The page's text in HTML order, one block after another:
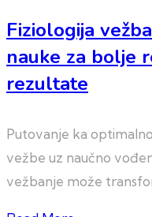
Fiziologija
nauke za bolje
rezultate
Putovanje ka
vežbe uz naučno
vežbanje može